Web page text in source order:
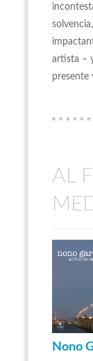
artista –
presente
AL
Nono